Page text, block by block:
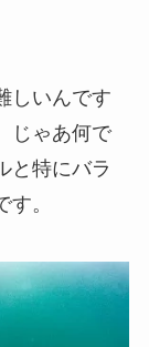
しいんです
じゃあ何で
と特にバラ
。